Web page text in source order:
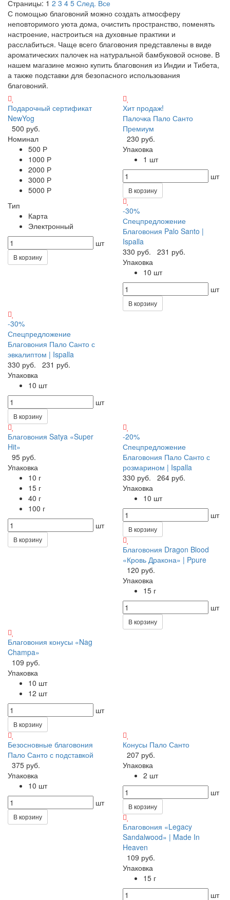
Страницы: 1 2 3 4 5 След. Все
С помощью благовоний можно создать атмосферу
неповторимого уюта дома, очистить пространство, поменять
настроение, настроиться на духовные практики и
расслабиться. Чаще всего благовония представлены в виде
ароматических палочек на натуральной бамбуковой основе. В
нашем магазине можно купить благовония из Индии и Тибета,
а также подставки для безопасного использования
благовоний.
Подарочный сертификат
NewYog
500 руб.
Номинал
500 Р
1000 Р
2000 Р
3000 Р
5000 Р
Тип
Карта
Электронный
шт
В корзину
Хит продаж!
Палочка Пало Санто
Премиум
230 руб.
Упаковка
1 шт
шт
В корзину
-30%
Спецпредложение
Благовония Palo Santo |
Ispalla
330 руб.
231 руб.
Упаковка
10 шт
шт
В корзину
-30%
Спецпредложение
Благовония Пало Санто с
эвкалиптом | Ispalla
330 руб.
231 руб.
Упаковка
10 шт
шт
В корзину
Благовония Satya «Super
Hit»
95 руб.
Упаковка
10 г
15 г
40 г
100 г
шт
В корзину
-20%
Спецпредложение
Благовония Пало Санто с
розмарином | Ispalla
330 руб.
264 руб.
Упаковка
10 шт
шт
В корзину
Благовония Dragon Blood
«Кровь Дракона» | Ppure
120 руб.
Упаковка
15 г
шт
В корзину
Благовония конусы «Nag
Champa»
109 руб.
Упаковка
10 шт
12 шт
шт
В корзину
Безосновные благовония
Пало Санто с подставкой
375 руб.
Упаковка
10 шт
шт
В корзину
Конусы Пало Санто
207 руб.
Упаковка
2 шт
шт
В корзину
Благовония «Legacy
Sandalwood» | Made In
Heaven
109 руб.
Упаковка
15 г
шт